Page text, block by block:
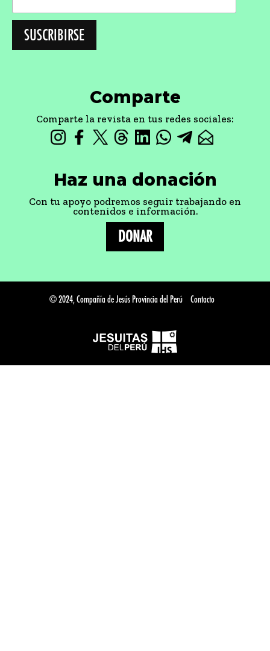
Comparte
Comparte la revista en tus redes sociales:
Haz una donación
Con tu apoyo podremos seguir trabajando en
contenidos e información.
DONAR
© 2024, Compañía de Jesús Provincia del Perú Contacto